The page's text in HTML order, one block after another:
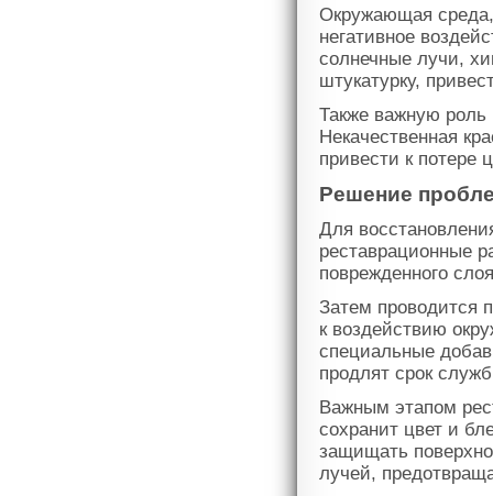
Окружающая среда,
негативное
солнечные лучи,
штукатурку,
Также важную роль
Некачественная
привести к потере
Решение
Для
реставрационные
поврежденного
Затем проводится
к воздействию
специальные
продлят срок
Важным этапом
сохранит цвет и
защищать
лучей,